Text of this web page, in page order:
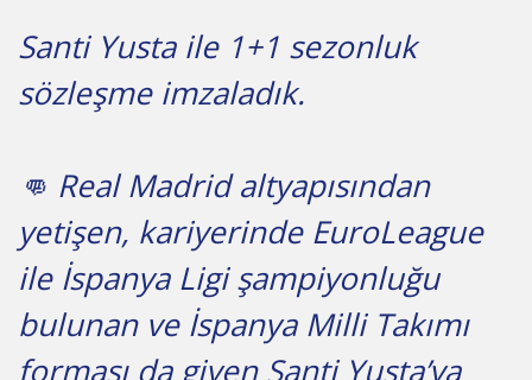
Santi Yusta ile 1+1 sezonluk
sözleşme imzaladık.
👊 Real Madrid altyapısından
yetişen, kariyerinde EuroLeague
ile İspanya Ligi şampiyonluğu
bulunan ve İspanya Milli Takımı
forması da giyen Santi Yusta’ya